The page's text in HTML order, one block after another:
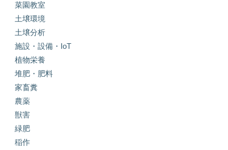
菜園教室
土壌環境
土壌分析
施設・設備・IoT
植物栄養
堆肥・肥料
家畜糞
農薬
獣害
緑肥
稲作